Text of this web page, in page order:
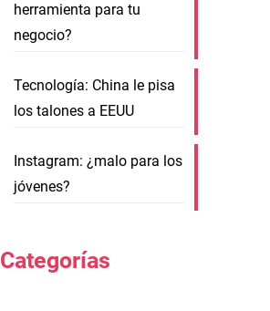
herramienta para tu
negocio?
Tecnología: China le pisa
los talones a EEUU
Instagram: ¿malo para los
jóvenes?
Categorías